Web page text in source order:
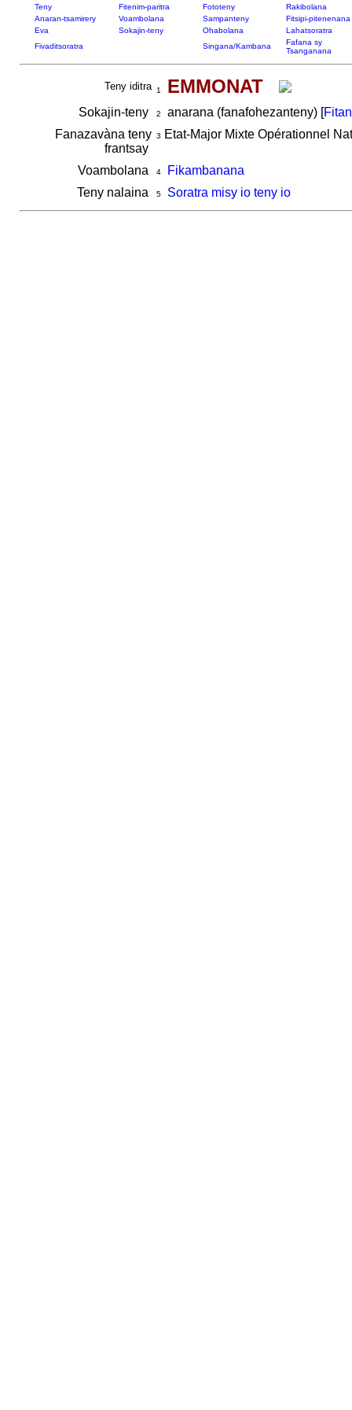
Teny Fitenim-paritra Fototeny
Rakibolana
Anaran-tsamirery
Voambolana Sampanteny
Fitsipi-pitenenana
Eva
Sokajin-teny Ohabolana
Lahatsoratra
Fivaditsoratra
Singana/Kambana
Fafana sy
Tsanganana
Teny iditra 1 EMMONAT
Sokajin-teny 2 anarana (fanafohezanteny) [
Fanazavàna teny
frantsay
3 Etat-Major Mixte Opérationnel
Voambolana 4
Fikambanana
Teny nalaina
5 Soratra misy io teny io